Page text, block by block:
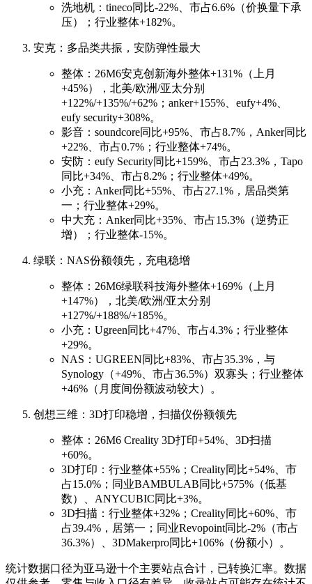
洗地机：tineco同比-22%、市占6.6%（价换量下承
压）；行业整体+182%。
安克：多品类共振，安防弹性最大
整体：26M6安克创新海外整体+131%（上月
+45%），北美/欧洲/亚太分别
+122%/+135%/+62%；anker+155%、eufy+4%、
eufy security+308%。
影音：soundcore同比+95%、市占8.7%，Anker同比
+22%、市占0.7%；行业整体+74%。
安防：eufy Security同比+159%、市占23.3%，Tapo
同比+34%、市占8.2%；行业整体+49%。
小充：Anker同比+55%、市占27.1%，居品类第
一；行业整体+29%。
中大充：Anker同比+35%、市占15.3%（逆势正
增）；行业整体-15%。
绿联：NAS份额领先，充电稳增
整体：26M6绿联科技海外整体+169%（上月
+147%），北美/欧洲/亚太分别
+127%/+188%/+185%。
小充：Ugreen同比+47%、市占4.3%；行业整体
+29%。
NAS：UGREEN同比+83%、市占35.3%，与
Synology（+49%、市占36.5%）双寡头；行业整体
+46%（月度间份额波动较大）。
创想三维：3D打印稳增，扫描仪份额领先
整体：26M6 Creality 3D打印+54%、3D扫描
+60%。
3D打印：行业整体+55%；Creality同比+54%、市
占15.0%；同业BAMBULAB同比+575%（低基
数）、ANYCUBIC同比+3%。
3D扫描：行业整体+32%；Creality同比+60%、市
占39.4%，居第一；同业Revopoint同比-2%（市占
36.3%）、3DMakerpro同比+106%（份额小）。
统计数据口径为亚马逊十个主要站点合计，已转换汇率。数据